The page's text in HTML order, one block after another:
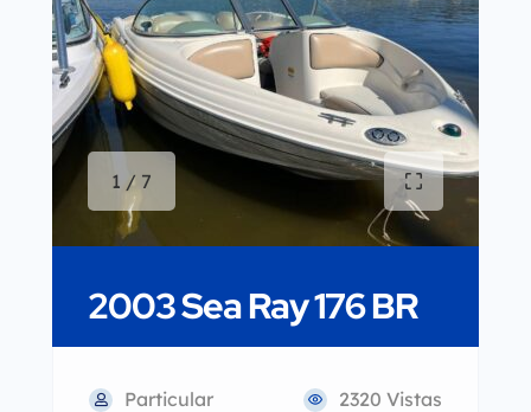
1 / 7
2003 Sea Ray 176 BR
Particular 2320 Vistas